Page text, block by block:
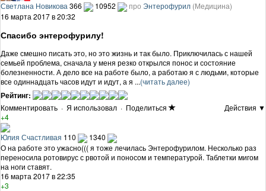
Светлана Новикова 366 10952 про Энтерофурил (Медицина)
16 марта 2017 в 20:32
Спасибо энтерофурилу!
Даже смешно писать это, но это жизнь и так было. Приключилась с нашей
семьей проблема, сначала у меня резко открылся понос и состояние
болезненности. А дело все на работе было, а работаю я с людьми, которые
все одиннадцать часов идут и идут, а я ...(читать далее)
Рейтинг:
Комментировать · Я использовал · Поделиться
Действия ▼
+4
Юлия Счастливая 110
1340
О на работе это ужасно((( я тоже лечилась Энтерофурилом. Несколько раз
переносила ротовирус с рвотой и поносом и температурой. Таблетки мигом
на ноги ставят.
16 марта 2017 в 22:35
+3